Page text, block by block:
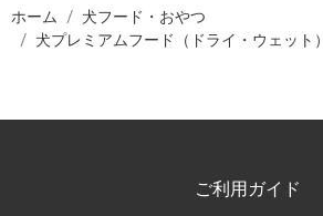
ホーム
犬フード・おやつ
犬プレミアムフード（ドライ・ウェット）
ご利用ガイド